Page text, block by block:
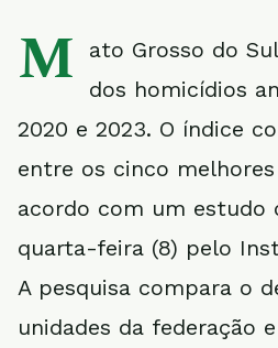
M
ato Grosso do
dos homicídios
2020 e 2023. O índice
entre os cinco
acordo com um estudo
quarta-feira (8) pelo
A pesquisa compara o
unidades da federação